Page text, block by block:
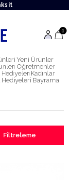
0
Yeni Ürünler
Öğretmenler
Kadınlar
Bayrama
Filtreleme